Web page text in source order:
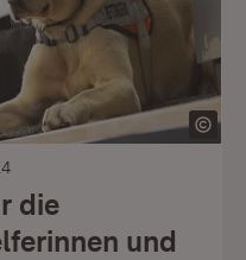
die
und